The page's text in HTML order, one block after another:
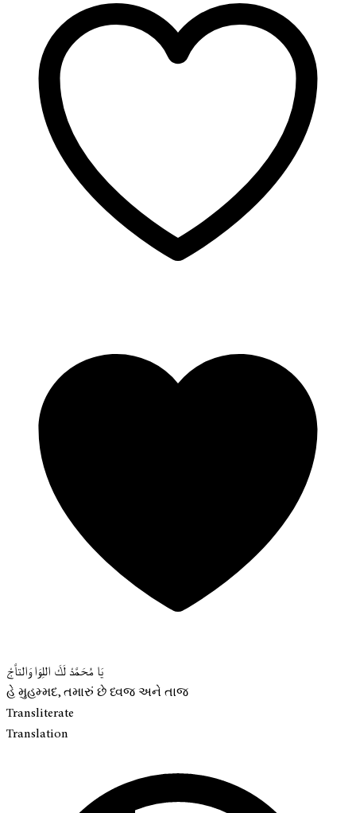
يَا مُحَمَّدْ لَكَ اللِوَا وَالتاَّجْ
હે મુહમ્મદ, તમારું છે ધ્વજ અને તાજ
Transliterate
Translation